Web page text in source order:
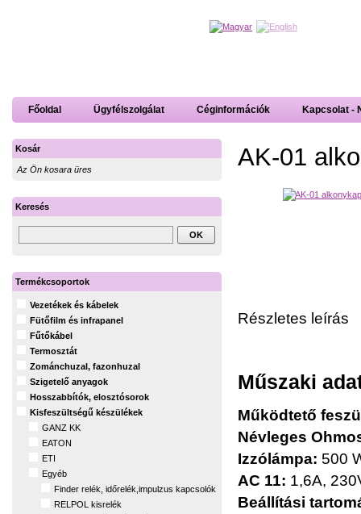
Főoldal Ügyfélszolgálat Céginformációk Kapcsolat -
AK-01
Részletes leírás
Műszaki
Működtető
Névleges
Izzólámpa: 500
AC 11: 1,6A,
Beállítási
Kosár
Az Ön kosara üres
Keresés
Termékcsoportok
Vezetékek és kábelek
Fütőfilm és infrapanel
Fűtőkábel
Termosztát
Zománchuzal, fazonhuzal
Szigetelő anyagok
Hosszabbítók, elosztósorok
Kisfeszültségű készülékek
GANZ KK
EATON
ETI
Egyéb
Finder relék, időrelék,impulzus kapcsolók
RELPOL kisrelék